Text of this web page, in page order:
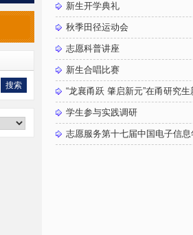
新生开学典礼
秋季田径运动会
志愿科普讲座
新生合唱比赛
“龙襄甬跃 肇启新元”在甬研究
学生参与实践调研
志愿服务第十七届中国电子信息